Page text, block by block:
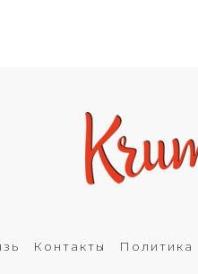
Контакты Политика